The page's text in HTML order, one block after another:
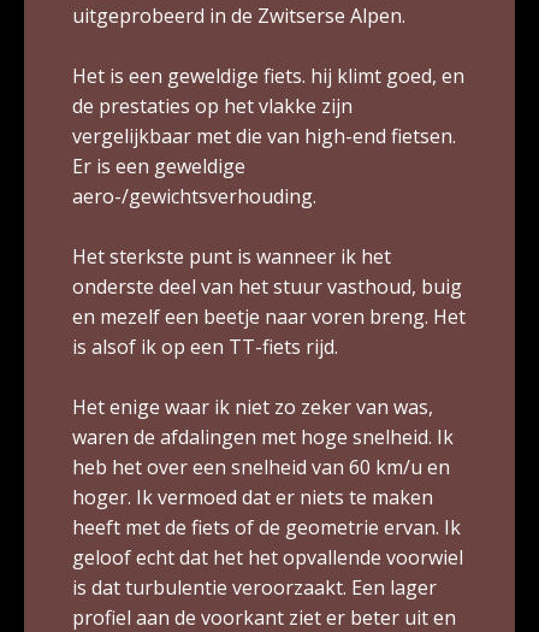
uitgeprobeerd in de Zwitserse Alpen.
Het is een geweldige fiets. hij klimt goed, en
de prestaties op het vlakke zijn
vergelijkbaar met die van high-end fietsen.
Er is een geweldige
aero-/gewichtsverhouding.
Het sterkste punt is wanneer ik het
onderste deel van het stuur vasthoud, buig
en mezelf een beetje naar voren breng. Het
is alsof ik op een TT-fiets rijd.
Het enige waar ik niet zo zeker van was,
waren de afdalingen met hoge snelheid. Ik
heb het over een snelheid van 60 km/u en
hoger. Ik vermoed dat er niets te maken
heeft met de fiets of de geometrie ervan. Ik
geloof echt dat het het opvallende voorwiel
is dat turbulentie veroorzaakt. Een lager
profiel aan de voorkant ziet er beter uit en